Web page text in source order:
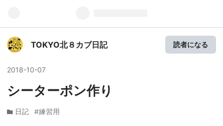
TOKYO北８カブ日記 読者になる
2018-10-07
シーターポン作り
日記 #練習用